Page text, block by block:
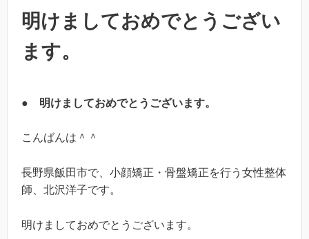
明けましておめでとうござい
ます。
● 明けましておめでとうございます。
こんばんは＾＾
長野県飯田市で、小顔矯正・骨盤矯正を行う女性整体
師、北沢洋子です。
明けましておめでとうございます。